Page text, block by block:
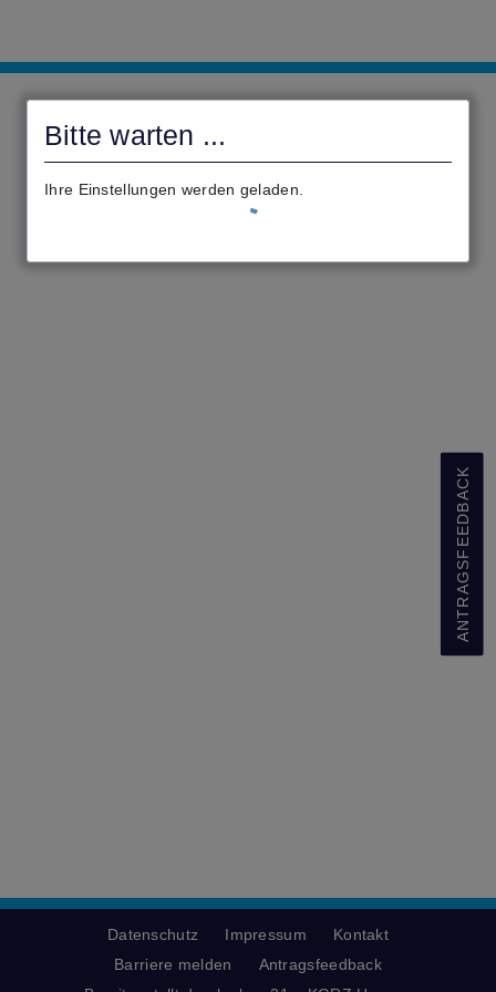
Bitte warten ...
Ihre Einstellungen werden geladen.
ANTRAGSFEEDBACK
Datenschutz Impressum
Kontakt
Barriere melden
Antragsfeedback